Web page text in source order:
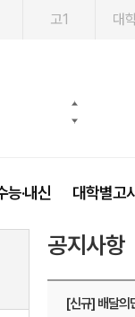
고1 대
능·내신 대학별고
공지사항
[신규] 배달의